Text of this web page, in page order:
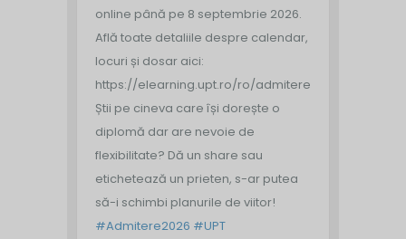
online până pe 8 septembrie 2026.
Află toate detaliile despre calendar,
locuri și dosar aici:
https://elearning.upt.ro/ro/admitere/
Știi pe cineva care își dorește o
diplomă dar are nevoie de
flexibilitate? Dă un share sau
etichetează un prieten, s-ar putea
să-i schimbi planurile de viitor!
#Admitere2026 #UPT